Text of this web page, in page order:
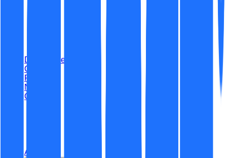
Digitalizare
Certificări
Portofoliu
Noutăți
Contact
Acasă